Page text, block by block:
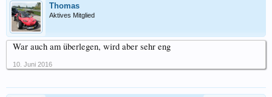
Thomas
Aktives Mitglied
War auch am überlegen, wird aber sehr eng
10. Juni 2016